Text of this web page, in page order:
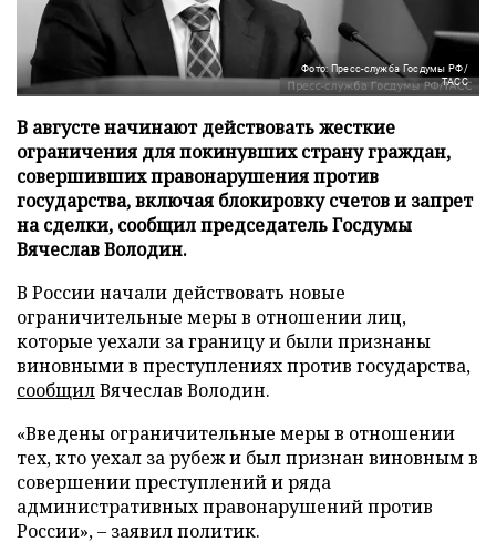
Фото: Пресс-служба Госдумы РФ/
ТАСС
В августе начинают действовать жесткие
ограничения для покинувших страну граждан,
совершивших правонарушения против
государства, включая блокировку счетов и запрет
на сделки, сообщил председатель Госдумы
Вячеслав Володин.
В России начали действовать новые
ограничительные меры в отношении лиц,
которые уехали за границу и были признаны
виновными в преступлениях против государства,
сообщилВячеслав Володин.
«Введены ограничительные меры в отношении
тех, кто уехал за рубеж и был признан виновным в
совершении преступлений и ряда
административных правонарушений против
России», – заявил политик.